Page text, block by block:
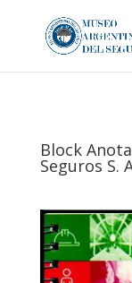
Block
Seguros S.